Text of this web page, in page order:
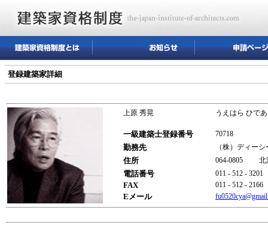
登録建築家詳細
上原 秀晃 うえはら ひで
一級建築士登録番号 70718
勤務先 （株）ディー
住所 064-0805 北海
電話番号 011 - 512 - 3201
FAX 011 - 512 - 2166
Eメール